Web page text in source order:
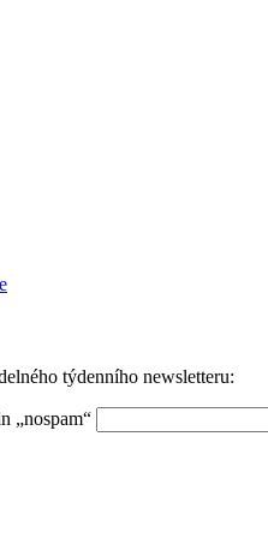
týdenního newsletteru:
„nospam“